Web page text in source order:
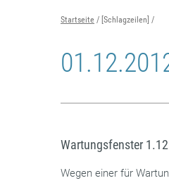
Startseite [Schlagzeilen]
Wartungsfenster
Wegen einer für